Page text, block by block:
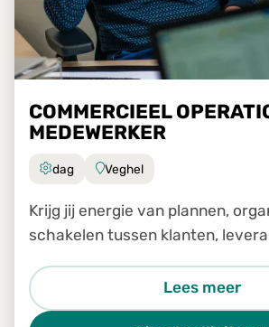
COMMERCIEEL
MEDEWERKER
dag Veghel
Krijg jij energie van plannen,
schakelen tussen klanten,
Lees meer